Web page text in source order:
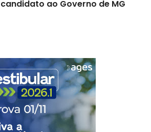
candidato ao Governo de MG